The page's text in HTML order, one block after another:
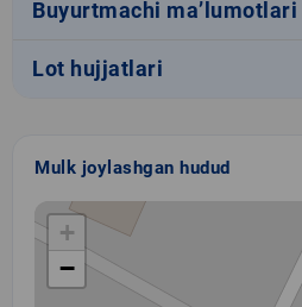
Buyurtmachi ma’lumotlari
Lot hujjatlari
Mulk joylashgan hudud
+
−